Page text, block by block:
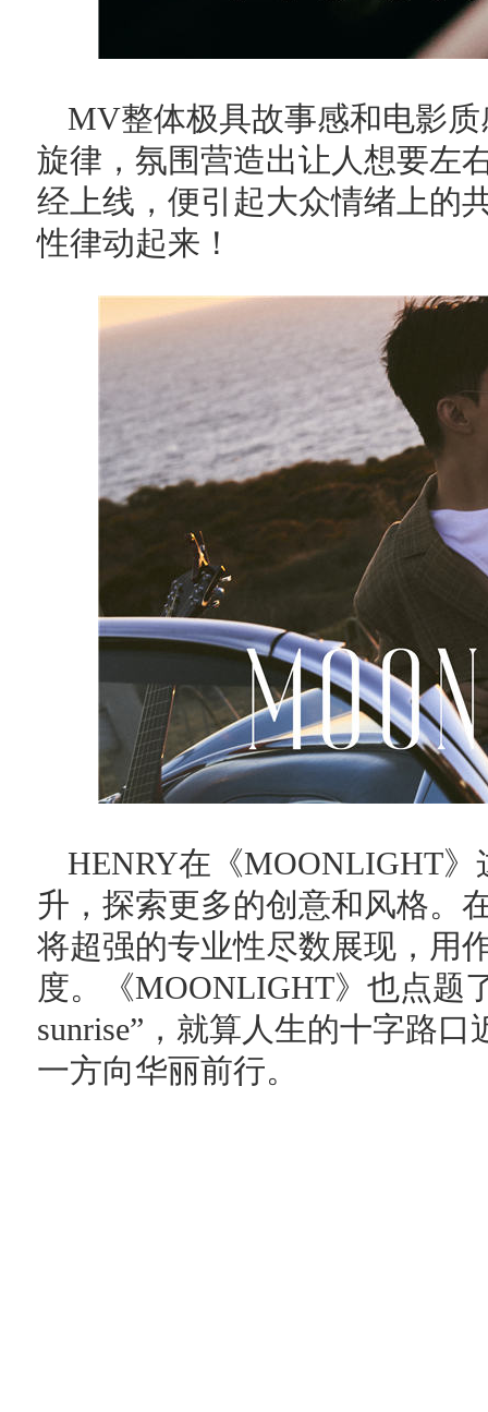
MV整体极具故事感和电影
旋律，氛围营造出让人想要左
经上线，便引起大众情绪上的
性律动起来！
HENRY在《MOONLIGHT
升，探索更多的创意和风格。
将超强的专业性尽数展现，用
度。《MOONLIGHT》也点题
sunrise”，就算人生的十字路
一方向华丽前行。